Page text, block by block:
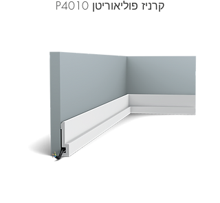
קרניז פוליאוריטן P4010